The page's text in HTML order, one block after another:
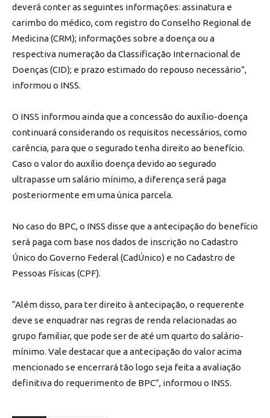
deverá conter as seguintes informações: assinatura e
carimbo do médico, com registro do Conselho Regional de
Medicina (CRM); informações sobre a doença ou a
respectiva numeração da Classificação Internacional de
Doenças (CID); e prazo estimado do repouso necessário”,
informou o INSS.
O INSS informou ainda que a concessão do auxílio-doença
continuará considerando os requisitos necessários, como
carência, para que o segurado tenha direito ao benefício.
Caso o valor do auxílio doença devido ao segurado
ultrapasse um salário mínimo, a diferença será paga
posteriormente em uma única parcela.
No caso do BPC, o INSS disse que a antecipação do benefício
será paga com base nos dados de inscrição no Cadastro
Único do Governo Federal (CadÚnico) e no Cadastro de
Pessoas Físicas (CPF).
“Além disso, para ter direito à antecipação, o requerente
deve se enquadrar nas regras de renda relacionadas ao
grupo familiar, que pode ser de até um quarto do salário-
mínimo. Vale destacar que a antecipação do valor acima
mencionado se encerrará tão logo seja feita a avaliação
definitiva do requerimento de BPC”, informou o INSS.